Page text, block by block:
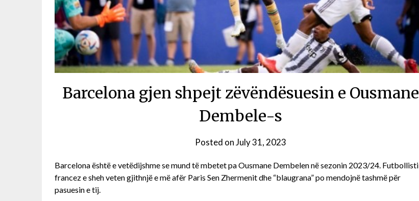
Barcelona gjen shpejt zëvëndësuesin e Ousmane
Dembele-s
Posted onJuly 31, 2023
Barcelona është e vetëdijshme se mund të mbetet pa Ousmane Dembelen në sezonin 2023/24. Futbollisti
francez e sheh veten gjithnjë e më afër Paris Sen Zhermenit dhe “blaugrana” po mendojnë tashmë për
pasuesin e tij.